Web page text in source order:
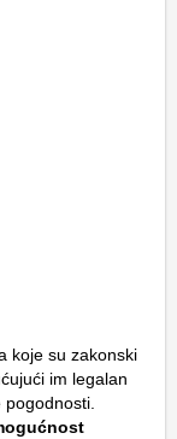
koje su zakonski
im legalan
pogodnosti.